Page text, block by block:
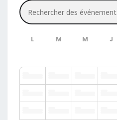
Rechercher des événements